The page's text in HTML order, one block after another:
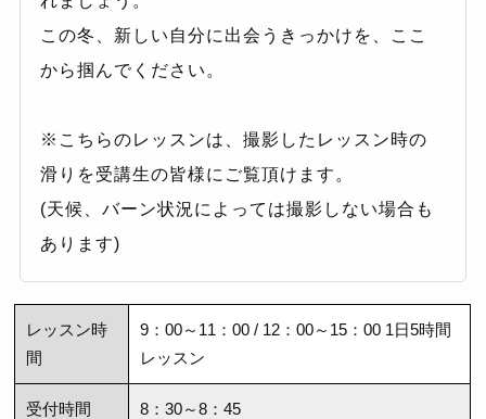
この冬、新しい自分に出会うきっかけを、ここ
から掴んでください。
※こちらのレッスンは、撮影したレッスン時の
滑りを受講生の皆様にご覧頂けます。
(天候、バーン状況によっては撮影しない場合も
あります)
レッスン時
間
9：00～11：00 / 12：00～15：00 1日5時間
レッスン
受付時間 8：30～8：45